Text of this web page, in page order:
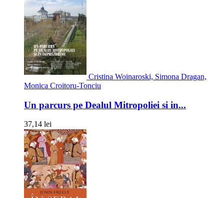
Cristina Woinaroski, Simona Dragan,
Monica Croitoru-Tonciu
Un parcurs pe Dealul Mitropoliei si in...
37,14 lei